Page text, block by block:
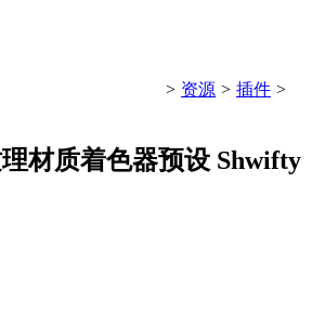
> 资源 > 插件 >
材质着色器预设 Shwifty